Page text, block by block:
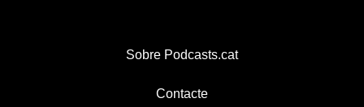
Sobre Podcasts.cat
Contacte